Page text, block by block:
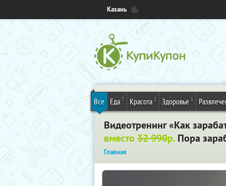
Казань
Все Еда 7 Красота 2 Здоровье 1
Видеотренинг «Как
вместо 32 990р. Пора
Главная